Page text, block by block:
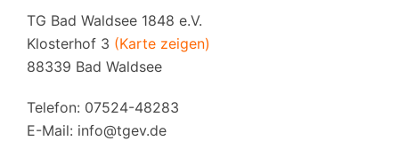
TG Bad Waldsee 1848 e.V.
Klosterhof 3 (Karte zeigen)
88339 Bad Waldsee
Telefon: 07524-48283
E-Mail: info@tgev.de